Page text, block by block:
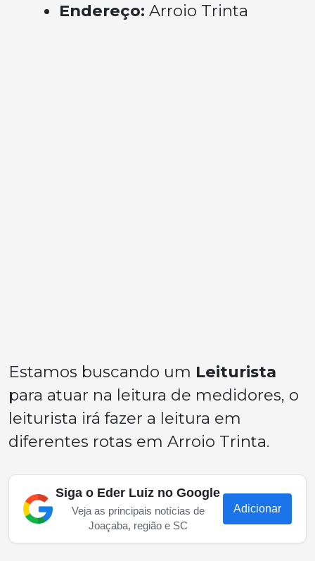
Endereço: Arroio Trinta
Estamos buscando um Leiturista
para atuar na leitura de medidores, o
leiturista irá fazer a leitura em
diferentes rotas em Arroio Trinta.
Siga o Eder Luiz no Google
Veja as principais notícias de
Joaçaba, região e SC
Adicionar